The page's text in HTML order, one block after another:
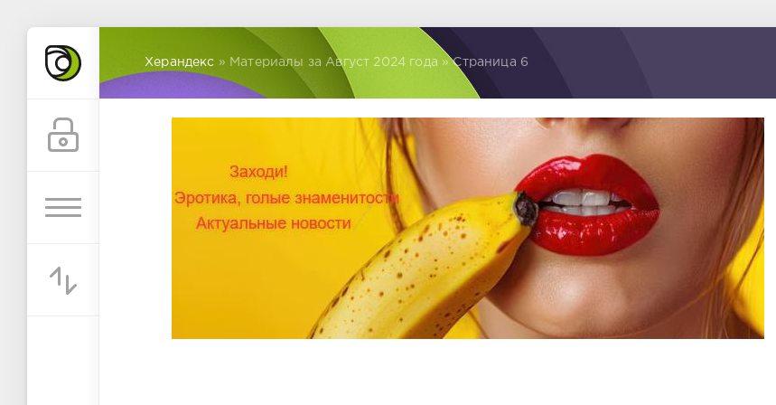
Херандекс » Материалы за Август 2024 года » Страница 6